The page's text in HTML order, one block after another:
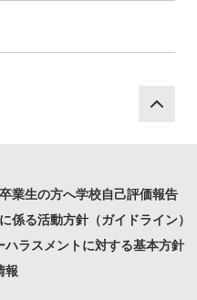
業生の方へ学校自己評価報告
係る活動方針（ガイドライン）
ハラスメントに対する基本方針
報